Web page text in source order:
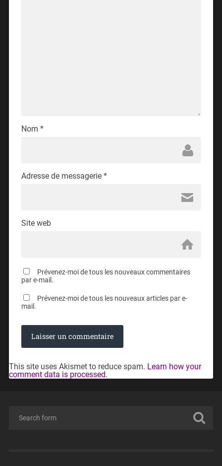
Nom *
Adresse de messagerie *
Site web
Prévenez-moi de tous les nouveaux commentaires
par e-mail.
Prévenez-moi de tous les nouveaux articles par e-
mail.
This site uses Akismet to reduce spam. Learn how your
comment data is processed.